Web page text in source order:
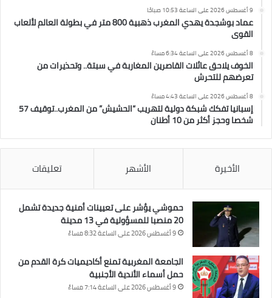
9 أغسطس 2026 على الساعة 10:53 صباحًا
عماد بوشجدة يهدي المغرب ذهبية 800 متر في بطولة العالم لألعاب
القوى
8 أغسطس 2026 على الساعة 6:34 مساءً
الخوف يلاحق عائلات القاصرين المغاربة في سبتة.. وتحذيرات من
تعرضهم للتحرش
8 أغسطس 2026 على الساعة 4:43 مساءً
إسبانيا تفكك شبكة دولية لتهريب “الحشيش” من المغرب..توقيف 57
شخصا وحجز أكثر من 10 أطنان
الأخيرة الأشهر تعليقات
حموشي يؤشر على تعيينات أمنية جديدة تشمل
20 منصبا للمسؤولية في 13 مدينة
9 أغسطس 2026 على الساعة 8:32 مساءً
الجامعة المغربية تمنع أكاديميات كرة القدم من
حمل أسماء الأندية الأجنبية
9 أغسطس 2026 على الساعة 7:14 مساءً